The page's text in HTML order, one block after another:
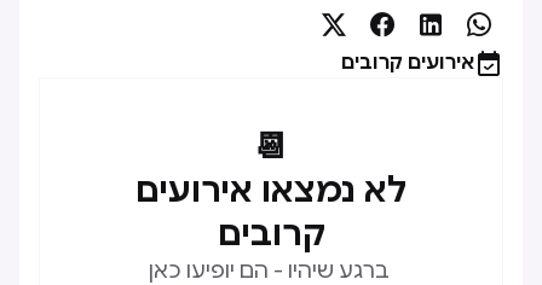




אירועים קרובים
📆
לא נמצאו אירועים
קרובים
ברגע שיהיו - הם יופיעו כאן